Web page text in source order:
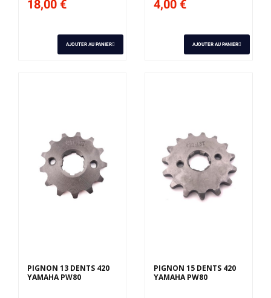
18,00 €
AJOUTER AU PANIER
4,00 €
AJOUTER AU PANIER
PIGNON 13 DENTS 420
YAMAHA PW80
PIGNON 15 DENTS 420
YAMAHA PW80